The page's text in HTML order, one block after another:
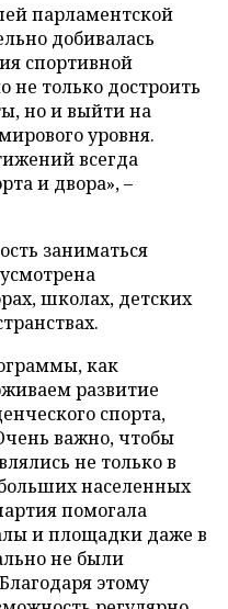
парламентской
добивалась
спортивной
не только достроить
но и выйти на
уровня.
всегда
и двора», –
заниматься
школах, детских
как
развитие
спорта,
важно, чтобы
не только в
населенных
помогала
и площадки даже в
не были
этому